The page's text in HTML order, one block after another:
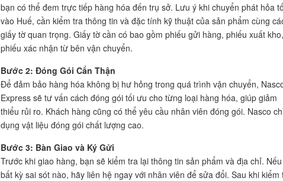
bạn có thể đem trực tiếp hàng hóa đến trụ sở. Lưu ý khi chuyển phát hỏa
vào Huế, cần kiểm tra thông tin và đặc tính kỹ thuật của sản phẩm cùng
giấy tờ quan trọng. Giấy tờ cần có bao gồm phiếu gửi hàng, phiếu xuất
phiếu xác nhận từ bên vận chuyển.
Bước 2: Đóng Gói Cẩn Thận
Để đảm bảo hàng hóa không bị hư hỏng trong quá trình vận chuyển,
Express sẽ tư vấn cách đóng gói tối ưu cho từng loại hàng hóa, giúp giảm
thiểu rủi ro. Khách hàng cũng có thể yêu cầu nhân viên đóng gói. Nasco
dụng vật liệu đóng gói chất lượng cao.
Bước 3: Bàn Giao và Ký Gửi
Trước khi giao hàng, bạn sẽ kiểm tra lại thông tin sản phẩm và địa chỉ.
bất kỳ sai sót nào, hãy liên hệ ngay với nhân viên để sửa đổi. Sau khi kiểm